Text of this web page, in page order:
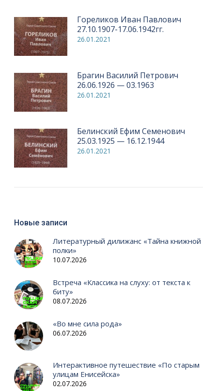
Гореликов Иван Павлович
27.10.1907-17.06.1942гг.
26.01.2021
Брагин Василий Петрович
26.06.1926 — 03.1963
26.01.2021
Белинский Ефим Семенович
25.03.1925 — 16.12.1944
26.01.2021
Новые записи
Литературный дилижанс «Тайна книжной
полки»
10.07.2026
Встреча «Классика на слуху: от текста к
биту»
08.07.2026
«Во мне сила рода»
06.07.2026
Интерактивное путешествие «По старым
улицам Енисейска»
02.07.2026